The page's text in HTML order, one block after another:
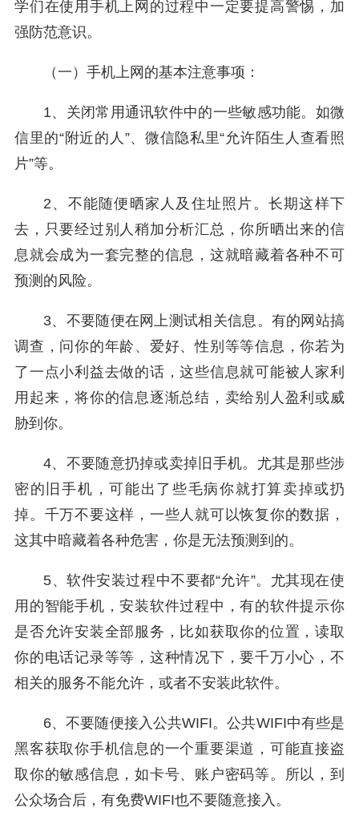
学们在使用手机上网的过程中一定要提高警惕，加
强防范意识。
（一）手机上网的基本注意事项：
1、关闭常用通讯软件中的一些敏感功能。如微
信里的“附近的人”、微信隐私里“允许陌生人查看照
片”等。
2、不能随便晒家人及住址照片。长期这样下
去，只要经过别人稍加分析汇总，你所晒出来的信
息就会成为一套完整的信息，这就暗藏着各种不可
预测的风险。
3、不要随便在网上测试相关信息。有的网站搞
调查，问你的年龄、爱好、性别等等信息，你若为
了一点小利益去做的话，这些信息就可能被人家利
用起来，将你的信息逐渐总结，卖给别人盈利或威
胁到你。
4、不要随意扔掉或卖掉旧手机。尤其是那些涉
密的旧手机，可能出了些毛病你就打算卖掉或扔
掉。千万不要这样，一些人就可以恢复你的数据，
这其中暗藏着各种危害，你是无法预测到的。
5、软件安装过程中不要都“允许”。尤其现在使
用的智能手机，安装软件过程中，有的软件提示你
是否允许安装全部服务，比如获取你的位置，读取
你的电话记录等等，这种情况下，要千万小心，不
相关的服务不能允许，或者不安装此软件。
6、不要随便接入公共WIFI。公共WIFI中有些是
黑客获取你手机信息的一个重要渠道，可能直接盗
取你的敏感信息，如卡号、账户密码等。所以，到
公众场合后，有免费WIFI也不要随意接入。